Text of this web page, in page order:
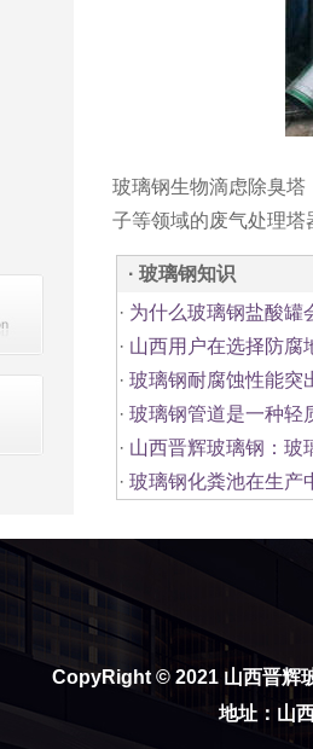
玻璃钢生物滴虑除臭
子等领域的废气处理塔
· 玻璃钢知识
· 为什么玻璃钢盐酸罐
· 山西用户在选择防腐
· 玻璃钢耐腐蚀性能突
· 玻璃钢管道是一种轻
· 山西晋辉玻璃钢：玻
· 玻璃钢化粪池在生产
CopyRight © 2021 山西晋辉
地址：山